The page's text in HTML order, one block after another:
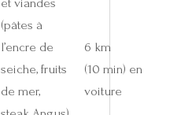
(pâtes à
l’encre de
seiche, fruits
de mer,
6 km
(10 min) en
voiture